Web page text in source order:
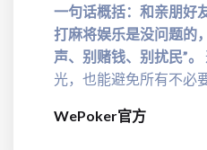
一句话概括：和亲朋好
打麻将娱乐是没问题的
声、别赌钱、别扰民”。
光，也能避免所有不必
WePoker官方